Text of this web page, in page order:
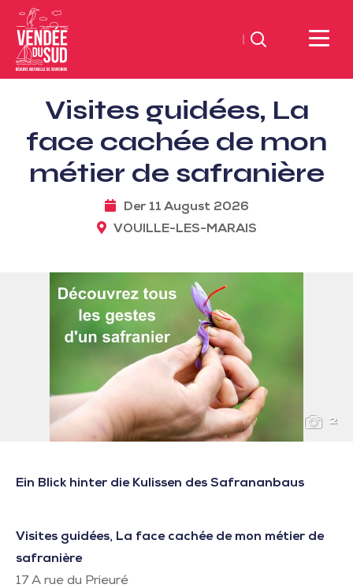
Sud
Vendée
TourismusSüd
Vendée
Suchen
Visites guidées, La
face cachée de mon
métier de safranière
Der 11 August 2026
VOUILLE-LES-MARAIS
2
Ein Blick hinter die Kulissen des Safrananbaus
Visites guidées, La face cachée de mon métier de
safranière
17 A rue du Prieuré